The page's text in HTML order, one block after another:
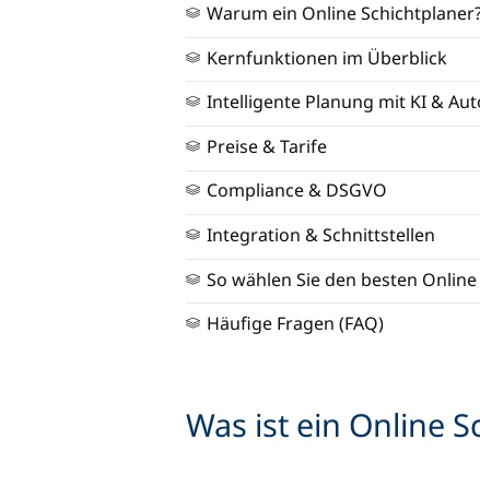
Warum ein Online
Kernfunktionen im Überblick
Intelligente Planung mit KI &
Preise & Tarife
Compliance & DSGVO
Integration & Schnittstellen
So wählen Sie den besten
Häufige Fragen (FAQ)
Was ist ein Online